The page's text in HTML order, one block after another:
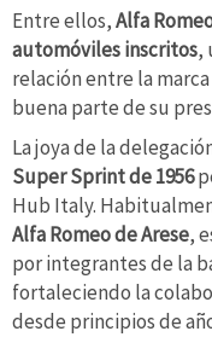
Entre ellos,Alfa
automóviles inscritos,
relación entre la
buena parte de su
La joya de la
Super Sprint de 1956
Hub Italy.
Alfa Romeo de Arese,
por integrantes de la
fortaleciendo la
desde principios de